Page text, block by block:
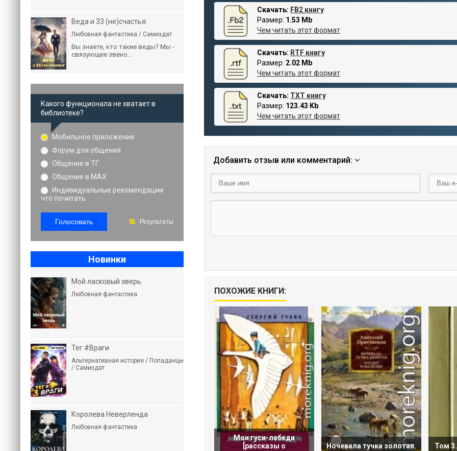
Скачать: FB2 книгу
Размер: 1.53 Mb
Чем читать этот формат
Скачать: RTF книгу
Размер: 2.02 Mb
Чем читать этот формат
Скачать: TXT книгу
Размер: 123.43 Kb
Чем читать этот формат
Добавить отзыв или комментарий:
ПОХОЖИЕ КНИГИ:
Мои гуси-лебеди
[рассказы о
Ночевала тучка золотая. Том
Веда и 33 (не)счастья
Любовная фантастика / Самиздат
Вы знаете, кто такие веды? Мы -
связующее звено...
Какого функционала не хватает в
библиотеке?
Мобильное приложение
Форум для общения
Общение в ТГ
Общение в MAX
Индивидуальные рекомендации
что почитать
Голосовать Результаты
Новинки
Мой ласковый зверь
Любовная фантастика
Тег #Враги
Альтернативная история / Попаданцы
/ Самиздат
Королева Неверленда
Любовная фантастика